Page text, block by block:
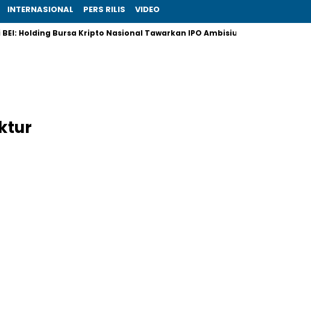
INTERNASIONAL PERS RILIS VIDEO
Holding Bursa Kripto Nasional Tawarkan IPO Ambisius